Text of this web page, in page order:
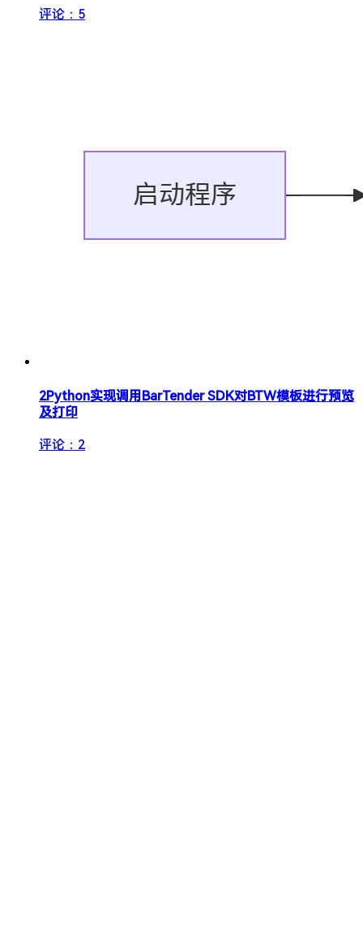
评论：5
2Python实现调用BarTender SDK对BTW模板进行预览
及打印
评论：2